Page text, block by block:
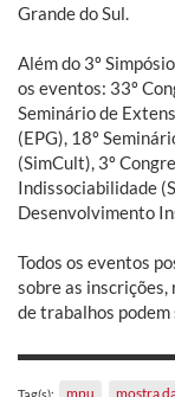
Grande do Sul.
Além do 3º
os eventos: 33º
Seminário de
(EPG), 18º
(SimCult), 3º
Indissociabilidade
Desenvolvimento
Todos os eventos
sobre as
de trabalhos
Tag(s): mpu mostra